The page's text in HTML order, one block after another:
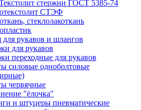
стержни ГОСТ 5385-74
СТЭФ
стеклолакоткань
рукавов и шлангов
для рукавов
переходные для рукавов
силовые одноболтовые
червячные
"ёлочка"
и штуцеры пневматические